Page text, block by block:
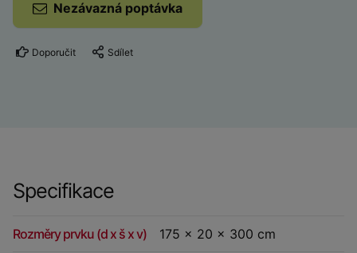
Nezávazná poptávka
Doporučit Sdílet
Specifikace
Rozměry prvku (d x š x v) 175 x 20 x 300 cm